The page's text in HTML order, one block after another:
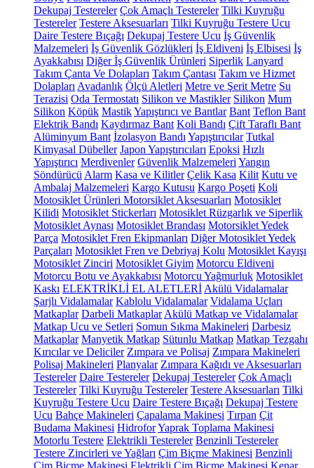
Dekupaj Testereler Çok Amaçlı Testereler Tilki Kuyruğu
Testereler Testere Aksesuarları Tilki Kuyruğu Testere Ucu
Daire Testere Bıçağı Dekupaj Testere Ucu İş Güvenlik
Malzemeleri İş Güvenlik Gözlükleri İş Eldiveni İş Elbisesi İş
Ayakkabısı Diğer İş Güvenlik Ürünleri Siperlik Lanyard
Takım Çanta Ve Dolapları Takım Çantası Takım ve Hizmet
Dolapları Avadanlık Ölçü Aletleri Metre ve Şerit Metre Su
Terazisi Oda Termostatı Silikon ve Mastikler Silikon Mum
Silikon Köpük MastikYapıştırıcı ve Bantlar Bant Teflon Bant
Elektrik Bandı Kaydırmaz Bant Koli Bandı Çift Taraflı Bant
Alüminyum Bant İzolasyon Bandı Yapıştırıcılar Tutkal
Kimyasal Dübeller Japon Yapıştırıcıları Epoksi Hızlı
Yapıştırıcı Merdivenler Güvenlik Malzemeleri Yangın
Söndürücü Alarm Kasa ve Kilitler Çelik Kasa Kilit Kutu ve
Ambalaj Malzemeleri Kargo Kutusu Kargo Poşeti Koli
Motosiklet Ürünleri Motorsiklet Aksesuarları Motosiklet
Kilidi Motosiklet Stickerları Motosiklet Rüzgarlık ve Siperlik
Motosiklet Aynası Motosiklet Brandası Motorsiklet Yedek
Parça Motosiklet Fren Ekipmanları Diğer Motosiklet Yedek
Parçaları Motosiklet Fren ve Debriyaj Kolu Motosiklet Kayışı
Motosiklet Zinciri Motosiklet Giyim Motorcu Eldiveni
Motorcu Botu ve Ayakkabısı Motorcu Yağmurluk Motosiklet
Kaskı ELEKTRİKLİ EL ALETLERİ Akülü Vidalamalar
Şarjlı Vidalamalar Kablolu Vidalamalar Vidalama Uçları
Matkaplar Darbeli Matkaplar Akülü Matkap ve Vidalamalar
Matkap Ucu ve Setleri Somun Sıkma Makineleri Darbesiz
Matkaplar Manyetik Matkap Sütunlu Matkap Matkap Tezgahı
Kırıcılar ve Deliciler Zımpara ve Polisaj Zımpara Makineleri
Polisaj Makineleri Planyalar Zımpara Kağıdı ve Aksesuarları
Testereler Daire Testereler Dekupaj Testereler Çok Amaçlı
Testereler Tilki Kuyruğu Testereler Testere Aksesuarları Tilki
Kuyruğu Testere Ucu Daire Testere Bıçağı Dekupaj Testere
Ucu Bahçe Makineleri Çapalama Makinesi Tırpan Çit
Budama Makinesi HidroforYaprak Toplama Makinesi
Motorlu Testere Elektrikli Testereler Benzinli Testereler
Testere Zincirleri ve Yağları Çim Biçme Makinesi Benzinli
Çim Biçme Makinesi Elektrikli Çim Biçme Makinesi Kenar